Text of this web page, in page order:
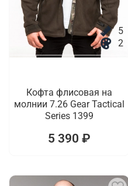
5
2
Кофта флисовая на
молнии 7.26 Gear Tactical
Series 1399
5 390 ₽